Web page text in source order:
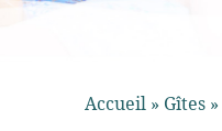
Accueil » Gîtes »